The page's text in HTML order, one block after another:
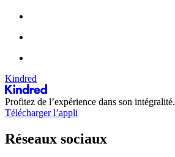
Kindred
Profitez de l’expérience dans son intégralité.
Télécharger l’appli
Réseaux sociaux